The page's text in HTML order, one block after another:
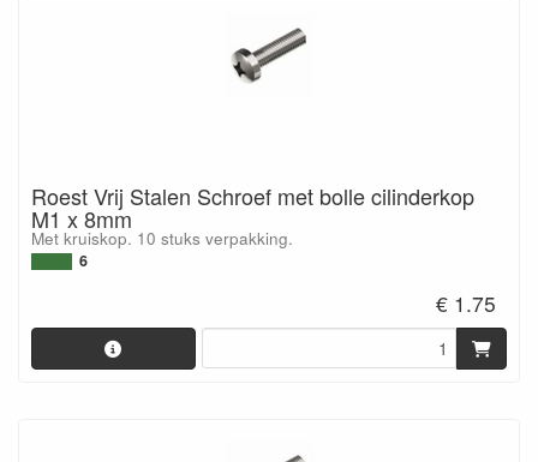
Roest Vrij Stalen Schroef met bolle cilinderkop
M1 x 8mm
Met kruiskop. 10 stuks verpakking.
6
€ 1.75